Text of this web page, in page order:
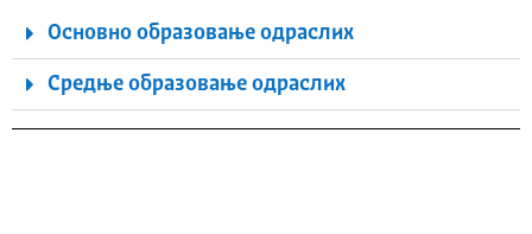
Основно образовање одраслих
Средње образовање одраслих